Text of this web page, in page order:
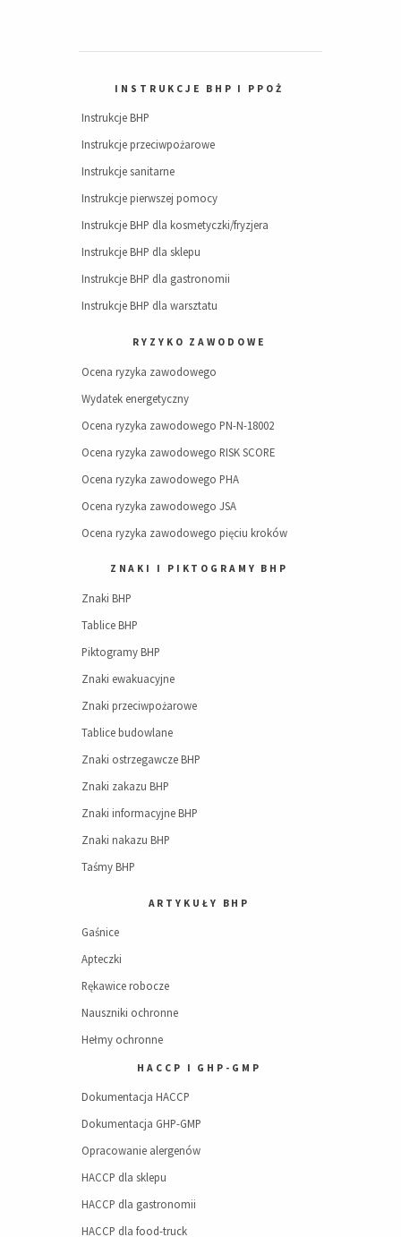
INSTRUKCJE BHP I PPOŻ
Instrukcje BHP
Instrukcje przeciwpożarowe
Instrukcje sanitarne
Instrukcje pierwszej pomocy
Instrukcje BHP dla kosmetyczki/fryzjera
Instrukcje BHP dla sklepu
Instrukcje BHP dla gastronomii
Instrukcje BHP dla warsztatu
RYZYKO ZAWODOWE
Ocena ryzyka zawodowego
Wydatek energetyczny
Ocena ryzyka zawodowego PN-N-18002
Ocena ryzyka zawodowego RISK SCORE
Ocena ryzyka zawodowego PHA
Ocena ryzyka zawodowego JSA
Ocena ryzyka zawodowego pięciu kroków
ZNAKI I PIKTOGRAMY BHP
Znaki BHP
Tablice BHP
Piktogramy BHP
Znaki ewakuacyjne
Znaki przeciwpożarowe
Tablice budowlane
Znaki ostrzegawcze BHP
Znaki zakazu BHP
Znaki informacyjne BHP
Znaki nakazu BHP
Taśmy BHP
ARTYKUŁY BHP
Gaśnice
Apteczki
Rękawice robocze
Nauszniki ochronne
Hełmy ochronne
HACCP I GHP-GMP
Dokumentacja HACCP
Dokumentacja GHP-GMP
Opracowanie alergenów
HACCP dla sklepu
HACCP dla gastronomii
HACCP dla food-truck